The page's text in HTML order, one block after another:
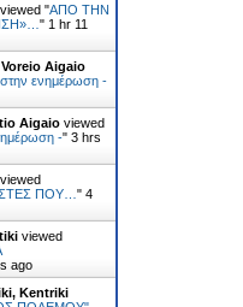
viewed "ΑΠΟ ΤΗΝ
" 1 hr 11
Aigaio
ενημέρωση -
Aigaio viewed
-" 3 hrs
viewed
ΠΟΥ… " 4
viewed
ago
Kentriki